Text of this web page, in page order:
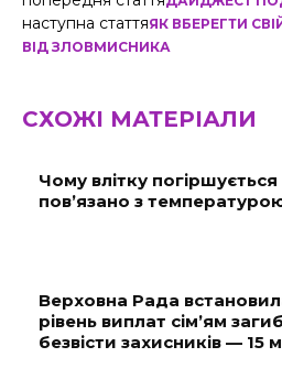
наступна статтяЯК ВБЕРЕГТИ
ВІД ЗЛОВМИСНИКА
СХОЖІ МАТЕРІАЛИ
Чому влітку погіршується
пов’язано з
Верховна Рада
рівень виплат сім’ям
безвісти захисників — 15